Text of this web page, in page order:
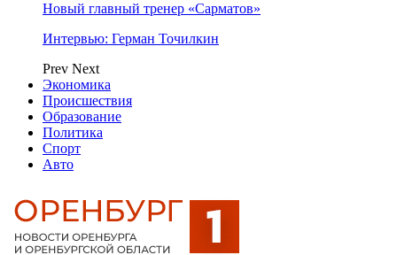
Новый главный тренер «Сарматов»
Интервью: Герман Точилкин
Prev Next
Экономика
Происшествия
Образование
Политика
Спорт
Авто